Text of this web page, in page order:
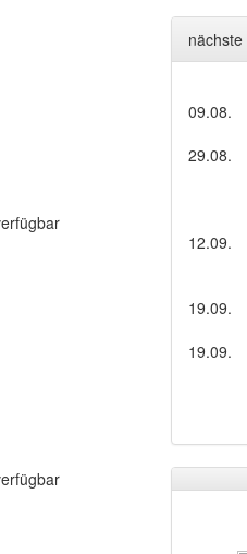
09.08.
29.08.
12.09.
19.09.
19.09.